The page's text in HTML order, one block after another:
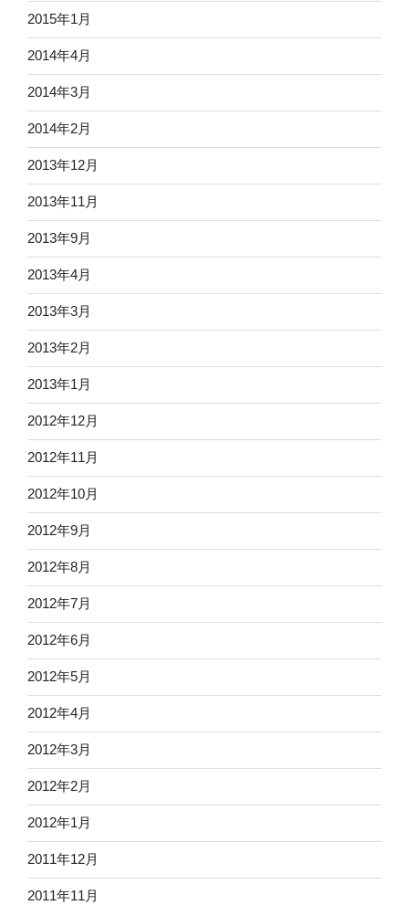
2015年1月
2014年4月
2014年3月
2014年2月
2013年12月
2013年11月
2013年9月
2013年4月
2013年3月
2013年2月
2013年1月
2012年12月
2012年11月
2012年10月
2012年9月
2012年8月
2012年7月
2012年6月
2012年5月
2012年4月
2012年3月
2012年2月
2012年1月
2011年12月
2011年11月